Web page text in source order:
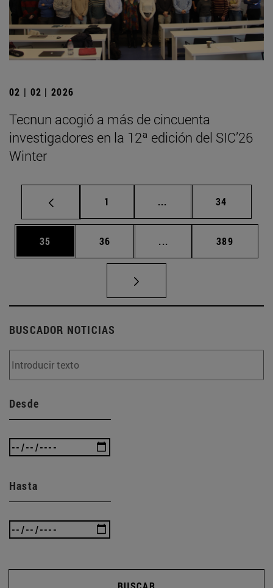
02 | 02 | 2026
Tecnun acogió a más de cincuenta
investigadores en la 12ª edición del SIC’26
Winter
Página
1 ... Páginas intermedias
Página
34
Página
35 Página
36 ... Páginas intermedias
Página
389
BUSCADOR NOTICIAS
Desde
Hasta